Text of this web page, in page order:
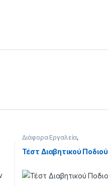
Διάφορα Εργαλεία,
ΕΞΟΠΛΙΣΜΟΣ
Τέστ Διαβητικού Ποδιού